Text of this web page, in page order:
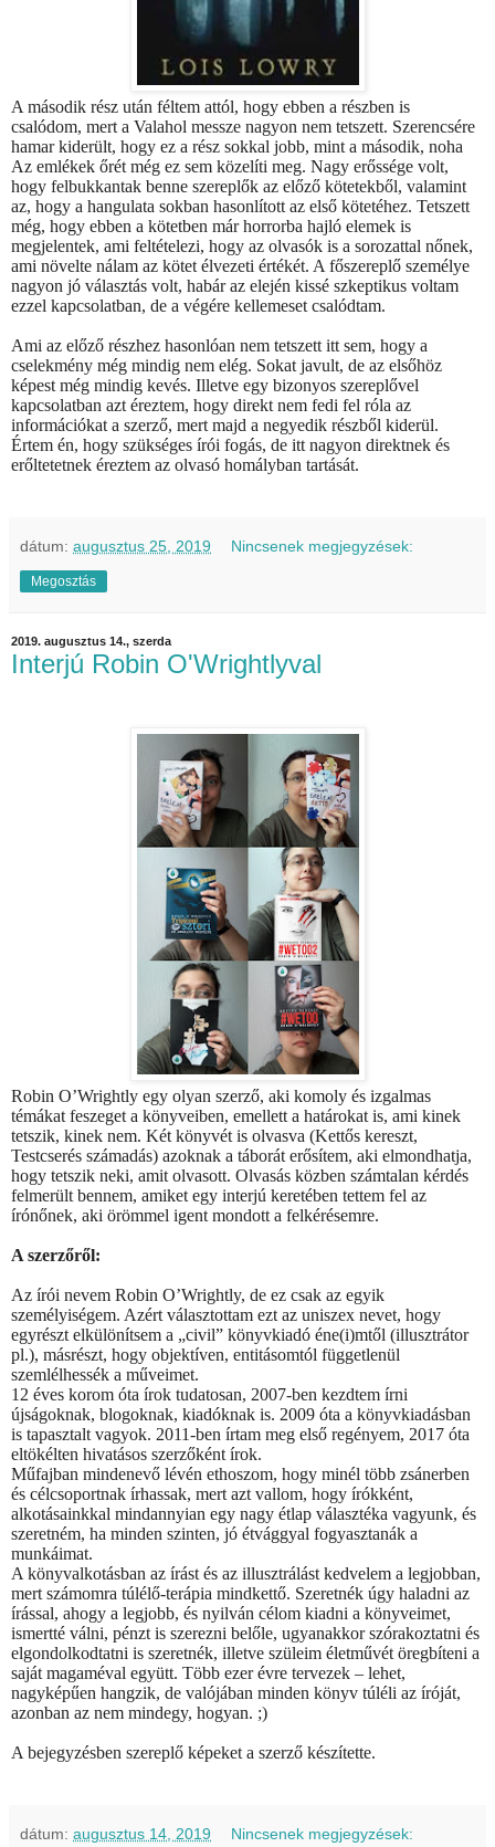
A második rész után féltem attól, hogy ebben a részben is
csalódom, mert a Valahol messze nagyon nem tetszett. Szerencsére
hamar kiderült, hogy ez a rész sokkal jobb, mint a második, noha
Az emlékek őrét még ez sem közelíti meg. Nagy erőssége volt,
hogy felbukkantak benne szereplők az előző kötetekből, valamint
az, hogy a hangulata sokban hasonlított az első kötetéhez. Tetszett
még, hogy ebben a kötetben már horrorba hajló elemek is
megjelentek, ami feltételezi, hogy az olvasók is a sorozattal nőnek,
ami növelte nálam az kötet élvezeti értékét. A főszereplő személye
nagyon jó választás volt, habár az elején kissé szkeptikus voltam
ezzel kapcsolatban, de a végére kellemeset csalódtam.
Ami az előző részhez hasonlóan nem tetszett itt sem, hogy a
cselekmény még mindig nem elég. Sokat javult, de az elsőhöz
képest még mindig kevés. Illetve egy bizonyos szereplővel
kapcsolatban azt éreztem, hogy direkt nem fedi fel róla az
információkat a szerző, mert majd a negyedik részből kiderül.
Értem én, hogy szükséges írói fogás, de itt nagyon direktnek és
erőltetetnek éreztem az olvasó homályban tartását.
dátum: augusztus 25, 2019 Nincsenek megjegyzések:
Megosztás
2019. augusztus 14., szerda
Interjú Robin O'Wrightlyval
Robin O’Wrightly egy olyan szerző, aki komoly és izgalmas
témákat feszeget a könyveiben, emellett a határokat is, ami kinek
tetszik, kinek nem. Két könyvét is olvasva (Kettős kereszt,
Testcserés számadás) azoknak a táborát erősítem, aki elmondhatja,
hogy tetszik neki, amit olvasott. Olvasás közben számtalan kérdés
felmerült bennem, amiket egy interjú keretében tettem fel az
írónőnek, aki örömmel igent mondott a felkérésemre.
A szerzőről:
Az írói nevem Robin O’Wrightly, de ez csak az egyik
személyiségem. Azért választottam ezt az uniszex nevet, hogy
egyrészt elkülönítsem a „civil” könyvkiadó éne(i)mtől (illusztrátor
pl.), másrészt, hogy objektíven, entitásomtól függetlenül
szemlélhessék a műveimet.
12 éves korom óta írok tudatosan, 2007-ben kezdtem írni
újságoknak, blogoknak, kiadóknak is. 2009 óta a könyvkiadásban
is tapasztalt vagyok. 2011-ben írtam meg első regényem, 2017 óta
eltökélten hivatásos szerzőként írok.
Műfajban mindenevő lévén ethoszom, hogy minél több zsánerben
és célcsoportnak írhassak, mert azt vallom, hogy írókként,
alkotásainkkal mindannyian egy nagy étlap választéka vagyunk, és
szeretném, ha minden szinten, jó étvággyal fogyasztanák a
munkáimat.
A könyvalkotásban az írást és az illusztrálást kedvelem a legjobban,
mert számomra túlélő-terápia mindkettő. Szeretnék úgy haladni az
írással, ahogy a legjobb, és nyilván célom kiadni a könyveimet,
ismertté válni, pénzt is szerezni belőle, ugyanakkor szórakoztatni és
elgondolkodtatni is szeretnék, illetve szüleim életművét öregbíteni a
saját magaméval együtt. Több ezer évre tervezek – lehet,
nagyképűen hangzik, de valójában minden könyv túléli az íróját,
azonban az nem mindegy, hogyan. ;)
A bejegyzésben szereplő képeket a szerző készítette.
dátum: augusztus 14, 2019 Nincsenek megjegyzések: